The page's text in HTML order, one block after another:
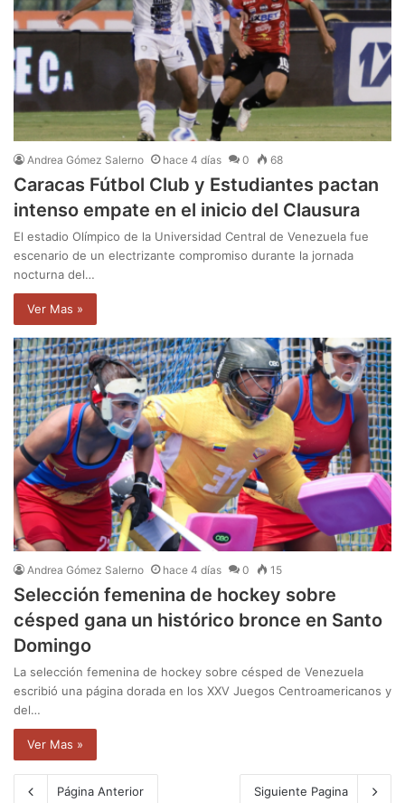
Andrea Gómez Salerno hace 4 días 0 68
Caracas Fútbol Club y Estudiantes pactan
intenso empate en el inicio del Clausura
El estadio Olímpico de la Universidad Central de Venezuela fue
escenario de un electrizante compromiso durante la jornada
nocturna del…
Ver Mas »
Andrea Gómez Salerno hace 4 días 0 15
Selección femenina de hockey sobre
césped gana un histórico bronce en Santo
Domingo
La selección femenina de hockey sobre césped de Venezuela
escribió una página dorada en los XXV Juegos Centroamericanos y
del…
Ver Mas »
Página Anterior Siguiente Pagina